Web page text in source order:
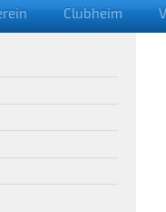
Clubheim